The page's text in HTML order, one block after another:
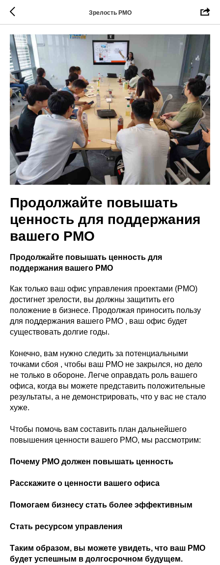
Зрелость РМО
Продолжайте повышать
ценность для поддержания
вашего PMO
Продолжайте повышать ценность для
поддержания вашего PMO
Как только ваш офис управления проектами (PMO)
достигнет зрелости, вы должны защитить его
положение в бизнесе. Продолжая приносить пользу
для поддержания вашего PMO , ваш офис будет
существовать долгие годы.
Конечно, вам нужно следить за потенциальными
точками сбоя , чтобы ваш PMO не закрылся, но дело
не только в обороне. Легче оправдать роль вашего
офиса, когда вы можете представить положительные
результаты, а не демонстрировать, что у вас не стало
хуже.
Чтобы помочь вам составить план дальнейшего
повышения ценности вашего PMO, мы рассмотрим:
Почему PMO должен повышать ценность
Расскажите о ценности вашего офиса
Помогаем бизнесу стать более эффективным
Стать ресурсом управления
Таким образом, вы можете увидеть, что ваш PMO
будет успешным в долгосрочном будущем.